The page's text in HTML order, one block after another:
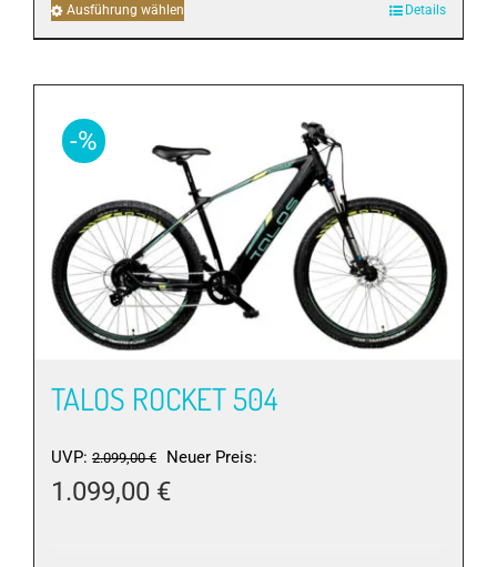
Ausführung wählen
Produkt
auf.
Die
Optionen
können
auf
der
Produktseite
gewählt
Details
-%
TALOS ROCKET 504
UVP: 2.099,00€
Ursprünglicher
Preis
Neuer Preis:
1.099,00 €